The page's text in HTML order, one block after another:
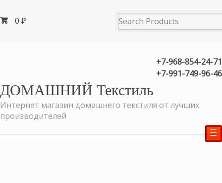
0 ₽
+7-968-854-24-71
+7-991-749-96-46
ДОМАШНИЙ Текстиль
Интернет магазин домашнего текстиля от лучших
производителей
☰